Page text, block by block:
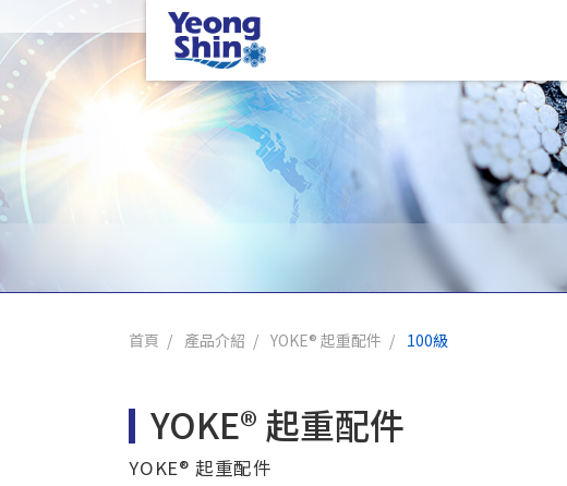
首頁 產品介紹 YOKE® 起重配件 100級
YOKE® 起重配件
YOKE® 起重配件